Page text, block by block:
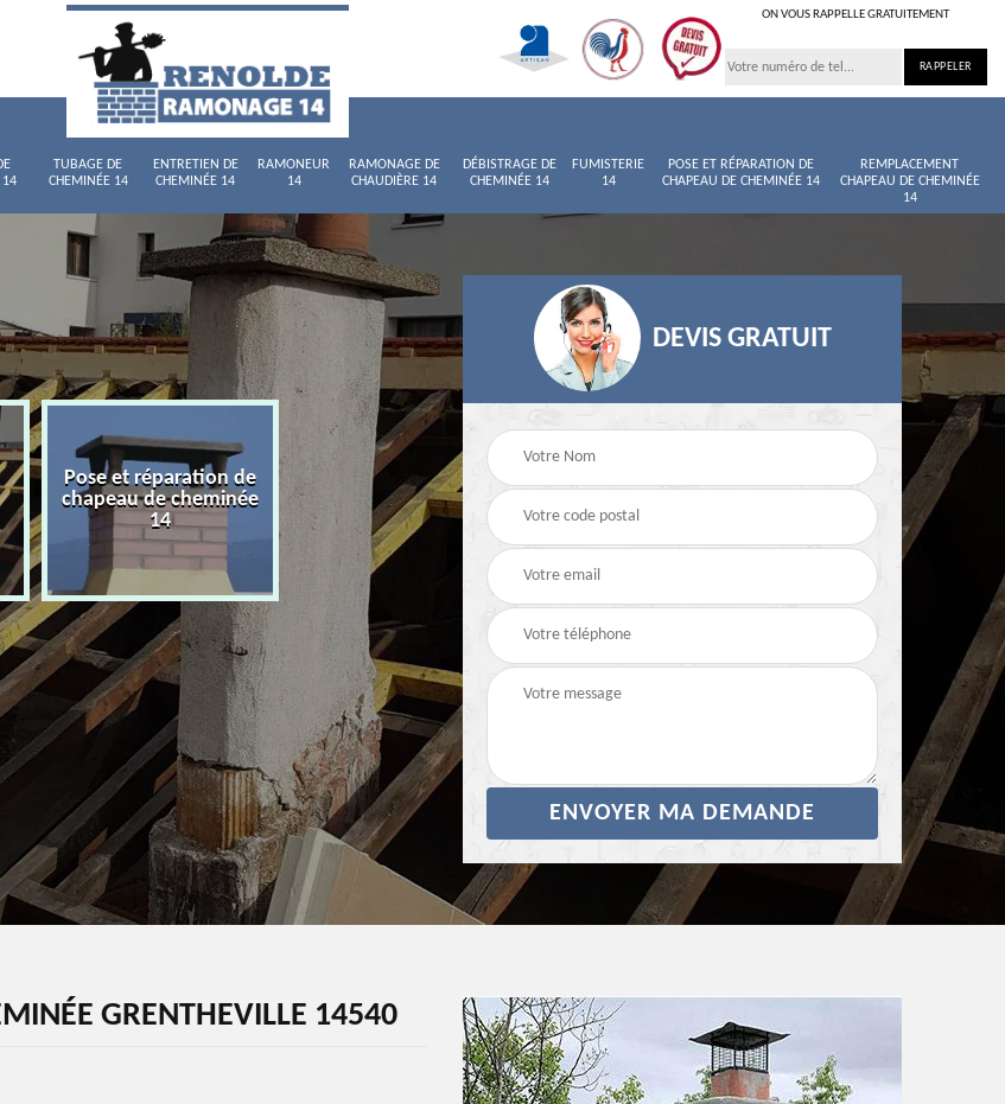
ON VOUS RAPPELLE GRATUITEMENT
14
TUBAGE DE
CHEMINÉE 14
ENTRETIEN DE
CHEMINÉE 14
RAMONEUR
14
RAMONAGE DE
CHAUDIÈRE 14
DÉBISTRAGE DE
CHEMINÉE 14
FUMISTERIE
14
POSE ET RÉPARATION DE
CHAPEAU DE CHEMINÉE 14
REMPLACEMENT
CHAPEAU DE CHEMINÉE
14
Pose et réparation de
chapeau de cheminée
14
Tubage de cheminée
14
Entretien de cheminée
Ramoneur 14
DEVIS GRATUIT
GRENTHEVILLE 14540